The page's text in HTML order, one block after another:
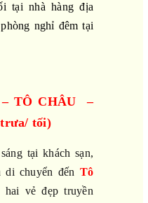
tại nhà hàng địa
nghỉ đêm tại
TÔ CHÂU –
tối)
tại khách sạn,
chuyển đến Tô
vẻ đẹp truyền